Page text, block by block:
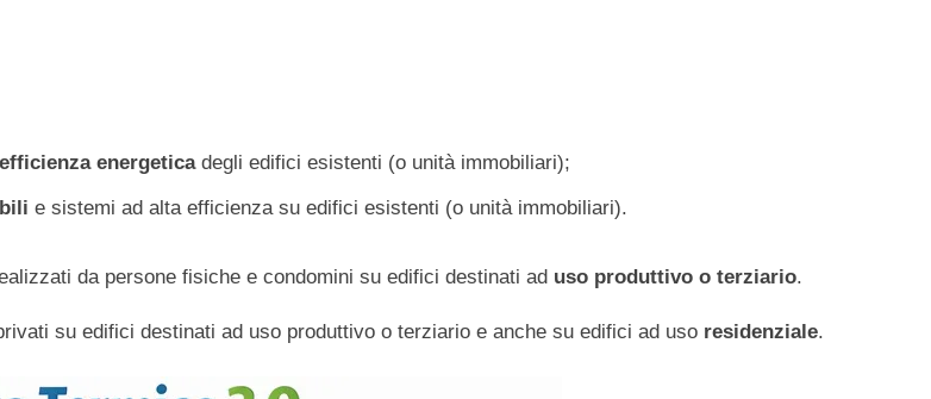
efficienza energeticadegli edifici esistenti (o unità immobiliari);
e sistemi ad alta efficienza su edifici esistenti (o unità immobiliari).
da persone fisiche e condomini su edifici destinati ad uso produttivo o terziario.
su edifici destinati ad uso produttivo o terziario e anche su edifici ad uso residenziale.